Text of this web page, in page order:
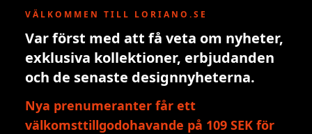
VÄLKOMMEN TILL LORIANO.SE
Var först med att få veta om nyheter,
exklusiva kollektioner, erbjudanden
och de senaste designnyheterna.
Nya prenumeranter får ett
välkomsttillgodohavande på 109 SEK för